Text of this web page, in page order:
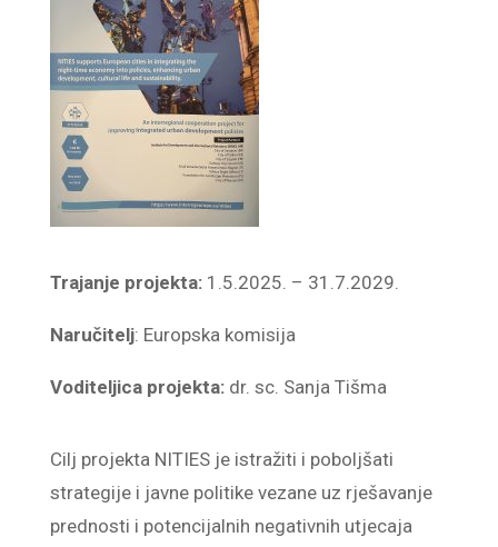
Trajanje projekta: 1.5.2025. – 31.7.2029.
Naručitelj: Europska komisija
Voditeljica projekta:dr. sc. Sanja Tišma
Cilj projekta NITIES je istražiti i poboljšati
strategije i javne politike vezane uz rješavanje
prednosti i potencijalnih negativnih utjecaja